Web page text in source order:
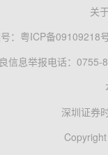
关
： 粤ICP备09109218
信息举报电话：0755-
深圳证券